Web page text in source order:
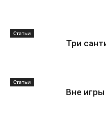
Статьи
Три
Статьи
Вне игры